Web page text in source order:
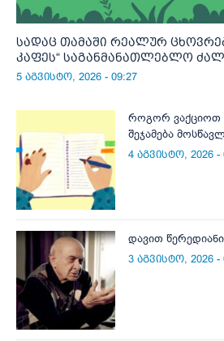
სადაც თამაში რეალურ
კაფეს“ საგანმანათლებლო
5 აგვისტო, 2026 - 09:27
როგორ ვაქციოთ
შეჯამება
4 აგვისტო, 2026 -
დავით
3 აგვისტო, 2026 -